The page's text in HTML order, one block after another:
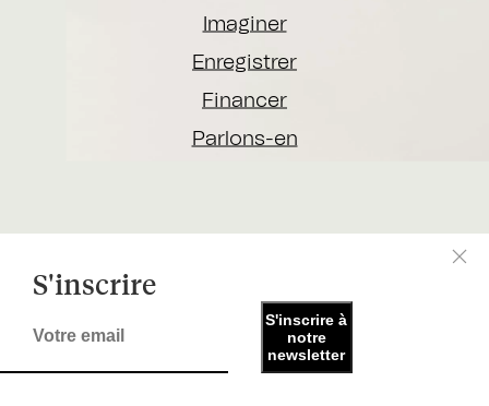
Imaginer
Enregistrer
Financer
Parlons-en
S'inscrire
S'inscrire à
notre
newsletter